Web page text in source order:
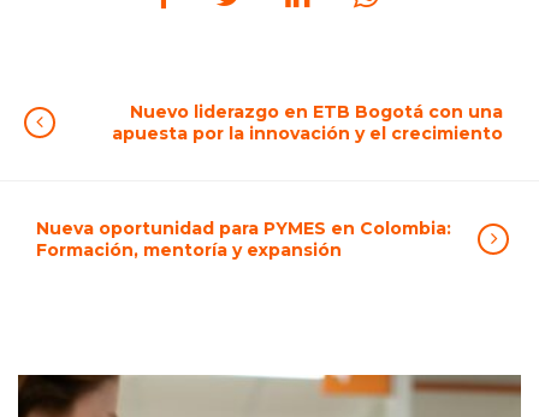
Nuevo liderazgo en ETB Bogotá con una
apuesta por la innovación y el crecimiento
Nueva oportunidad para PYMES en Colombia:
Formación, mentoría y expansión